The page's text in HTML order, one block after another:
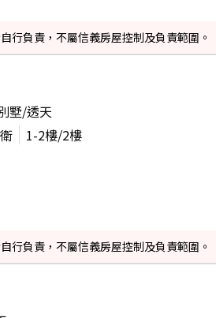
行負責，不屬信義房屋控制及負責範圍。
墅/透天
1-2樓/2樓
行負責，不屬信義房屋控制及負責範圍。